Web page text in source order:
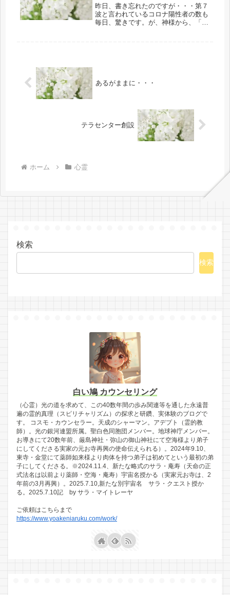
ったようで。タクシードライバーの方
には本当に感謝しています。ありがと
うございました。持参した食べ物のほ
昨日、書き忘れたのですが・・・第７
波と言われているコロナ陽性者の数も
毎日、驚きです。が、神様から、「朝
あるがままに・・・
テラセンター創設
ホーム 心霊
検索
検索
白い鳩 カウンセリング
（心霊）光の道を求めて、この40数年間の歩み関連等を通した永遠普
遍の霊的真理（スピリチャリズム）の探求と研鑽、実体験のブログで
す。 コスモ・カウンセラー。天成のシャーマン。アデプト（霊的教
師）。光の銀河連盟所属。聖白色同胞団メンバー。地球神庁メンバー。
お導きにて20数年前、厳島神社・弥山の御山神社にて空海様より弟子
にしてくださる実家の元お寺再興の使命伝えられる）。2024年9.10、
東寺・金堂にて薬師如来様より肉体を持つ弟子は初めてという最初の弟
子にしてくださる。※2024.11.4、新たな略式のサラ・庵寿（天命の正
式法名は以前より薬師・空海・庵寿）宇宙名授かる（実家元お寺は、2
年前の3月再興）。2025.7.10,新たな別宇宙名 サラ・クエスト授か
る。2025.7.10記 by サラ・マイトレーヤ
ご依頼はこちらまで
https://www.yoakeniaruku.com/work/